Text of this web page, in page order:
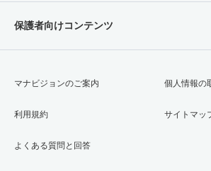
保護者向けコンテンツ
マナビジョンのご案内
利用規約
よくある質問と回答
個人情報の
サイトマッ